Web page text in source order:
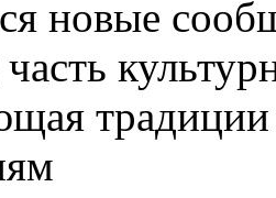
новые